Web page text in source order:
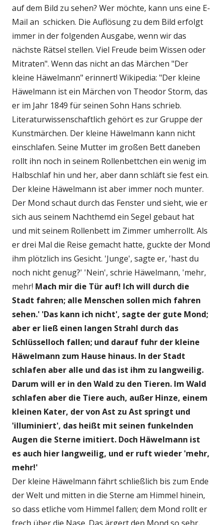
auf dem Bild zu sehen? Wer möchte, kann uns eine E-
Mail an schicken. Die Auflösung zu dem Bild erfolgt
immer in der folgenden Ausgabe, wenn wir das
nächste Rätsel stellen. Viel Freude beim Wissen oder
Mitraten". Wenn das nicht an das Märchen "Der
kleine Häwelmann" erinnert! Wikipedia: "Der kleine
Häwelmann ist ein Märchen von Theodor Storm, das
er im Jahr 1849 für seinen Sohn Hans schrieb.
Literaturwissenschaftlich gehört es zur Gruppe der
Kunstmärchen. Der kleine Häwelmann kann nicht
einschlafen. Seine Mutter im großen Bett daneben
rollt ihn noch in seinem Rollenbettchen ein wenig im
Halbschlaf hin und her, aber dann schläft sie fest ein.
Der kleine Häwelmann ist aber immer noch munter.
Der Mond schaut durch das Fenster und sieht, wie er
sich aus seinem Nachthemd ein Segel gebaut hat
und mit seinem Rollenbett im Zimmer umherrollt. Als
er drei Mal die Reise gemacht hatte, guckte der Mond
ihm plötzlich ins Gesicht. 'Junge', sagte er, 'hast du
noch nicht genug?' 'Nein', schrie Häwelmann, 'mehr,
mehr! Mach mir die Tür auf! Ich will durch die
Stadt fahren; alle Menschen sollen mich fahren
sehen.' 'Das kann ich nicht', sagte der gute Mond;
aber er ließ einen langen Strahl durch das
Schlüsselloch fallen; und darauf fuhr der kleine
Häwelmann zum Hause hinaus. In der Stadt
schlafen aber alle und das ist ihm zu langweilig.
Darum will er in den Wald zu den Tieren. Im Wald
schlafen aber die Tiere auch, außer Hinze, einem
kleinen Kater, der von Ast zu Ast springt und
'illuminiert', das heißt mit seinen funkelnden
Augen die Sterne imitiert. Doch Häwelmann ist
es auch hier langweilig, und er ruft wieder 'mehr,
mehr!'
Der kleine Häwelmann fährt schließlich bis zum Ende
der Welt und mitten in die Sterne am Himmel hinein,
so dass etliche vom Himmel fallen; dem Mond rollt er